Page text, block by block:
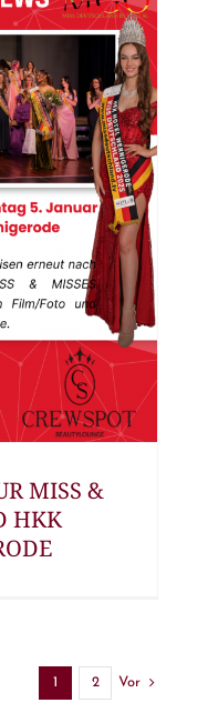
MISS &
HKK
1 2 Vor